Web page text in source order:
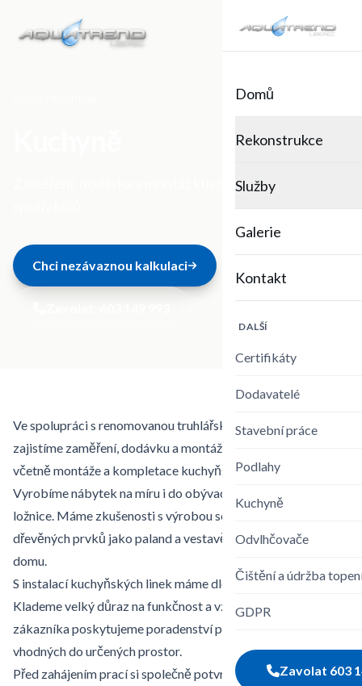
Domů
Rekonstrukce
Služby
Galerie
Kontakt
DALŠÍ
Certifikáty
Dodavatelé
Stavební práce
Podlahy
Kuchyně
Odvlhčovače
Čištění a údržba
GDPR
Zavolat 603
Zaměření, dodávka a montáž kuchyní na míru včetně
Chci nezávaznou kalkulaci
Ve spolupráci s renomovanou truhlářskou firmou Vám
zajistíme zaměření, dodávku a montáž kuchyní na míru a to
včetně montáže a kompletace kuchyňských spotřebičů.
Vyrobíme nábytek na míru i do obývacího pokoje nebo
ložnice. Máme zkušenosti s výrobou schodů a jiných
dřevěných prvků jako paland a vestavěných skříní do Vašeho
domu.
S instalací kuchyňských linek máme dlouholeté zkušenosti.
Klademe velký důraz na funkčnost a vzhled. V případě zájmu
zákazníka poskytujeme poradenství při výběru materiálů
vhodných do určených prostor.
Před zahájením prací si společně potvrdíme rozsah dodávky,